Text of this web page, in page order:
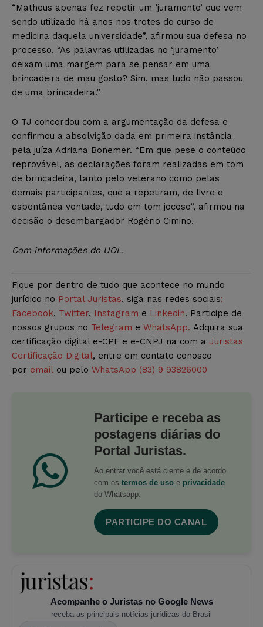
“Matheus apenas fez repetir um ‘juramento’ que vem
sendo utilizado há anos nos trotes do curso de
medicina daquela universidade”, afirmou sua defesa no
processo. “As palavras utilizadas no ‘juramento’
deixam uma margem para se pensar em uma
brincadeira de mau gosto? Sim, mas tudo não passou
de uma brincadeira.”
O TJ concordou com a argumentação da defesa e
confirmou a absolvição dada em primeira instância
pela juíza Adriana Bonemer. “Em que pese o conteúdo
reprovável, as declarações foram realizadas em tom
de brincadeira, tanto pelo veterano como pelas
demais participantes, que a repetiram, de livre e
espontânea vontade, tudo em tom jocoso”, afirmou na
decisão o desembargador Rogério Cimino.
Com informações do UOL.
Fique por dentro de tudo que acontece no mundo
jurídico no Portal Juristas, siga nas redes sociais:
Facebook, Twitter, Instagram e Linkedin. Participe de
nossos grupos no Telegram e WhatsApp. Adquira sua
certificação digital e-CPF e e-CNPJ na com a Juristas
Certificação Digital, entre em contato conosco
por email ou pelo WhatsApp (83) 9 93826000
Participe e receba as
postagens diárias do
Portal Juristas.
Ao entrar você está ciente e de acordo
com os termos de uso e privacidade
do Whatsapp.
PARTICIPE DO CANAL
Acompanhe o Juristas no Google News
receba as principais notícias jurídicas do Brasil